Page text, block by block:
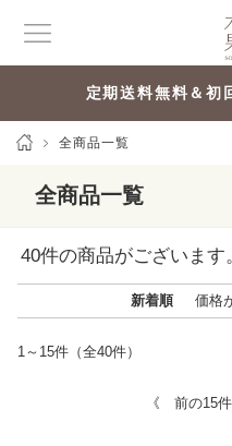
定期送料無料＆
全商品一覧
全商品一覧
40件の商品がございます
新着順 価格
1～15件（全40件）
《 前の15件